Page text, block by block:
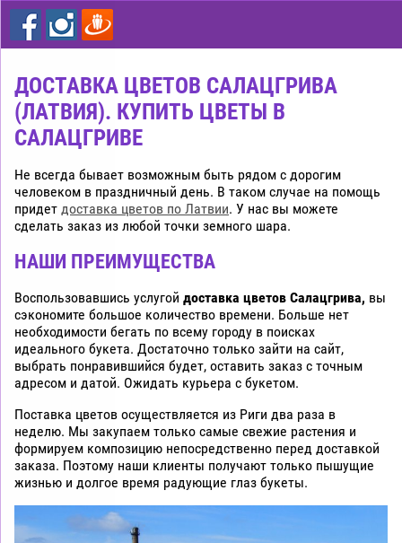
цветы
дешево
Рига
ДОСТАВКА ЦВЕТОВ САЛАЦГРИВА
(ЛАТВИЯ). КУПИТЬ ЦВЕТЫ В
САЛАЦГРИВЕ
Не всегда бывает возможным быть рядом с дорогим
человеком в праздничный день. В таком случае на помощь
придет доставка цветов по Латвии. У нас вы можете
сделать заказ из любой точки земного шара.
НАШИ ПРЕИМУЩЕСТВА
Воспользовавшись услугой доставка цветов Салацгрива, вы
сэкономите большое количество времени. Больше нет
необходимости бегать по всему городу в поисках
идеального букета. Достаточно только зайти на сайт,
выбрать понравившийся будет, оставить заказ с точным
адресом и датой. Ожидать курьера с букетом.
Поставка цветов осуществляется из Риги два раза в
неделю. Мы закупаем только самые свежие растения и
формируем композицию непосредственно перед доставкой
заказа. Поэтому наши клиенты получают только пышущие
жизнью и долгое время радующие глаз букеты.